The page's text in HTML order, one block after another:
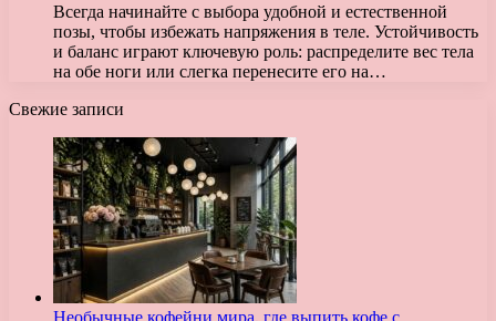
Всегда начинайте с выбора удобной и естественной
позы, чтобы избежать напряжения в теле. Устойчивость
и баланс играют ключевую роль: распределите вес тела
на обе ноги или слегка перенесите его на…
Свежие записи
Необычные кофейни мира, где выпить кофе с